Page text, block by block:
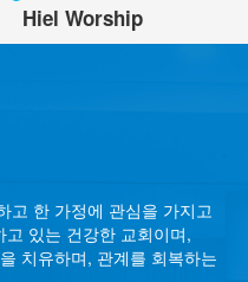
Hiel Worship
고 한 가정에 관심을 가지고
고 있는 건강한 교회이며,
치유하며, 관계를 회복하는